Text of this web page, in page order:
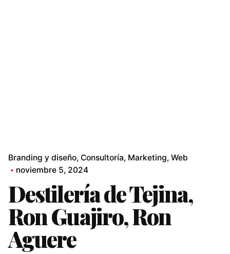
Branding y diseño Consultoría Marketing Web
noviembre 5, 2024
Destilería de Tejina,
Ron Guajiro, Ron
Aguere